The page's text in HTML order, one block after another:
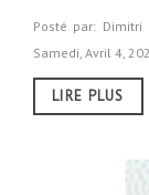
Posté par: Dimitri
Samedi, Avril 4,
LIRE PLUS